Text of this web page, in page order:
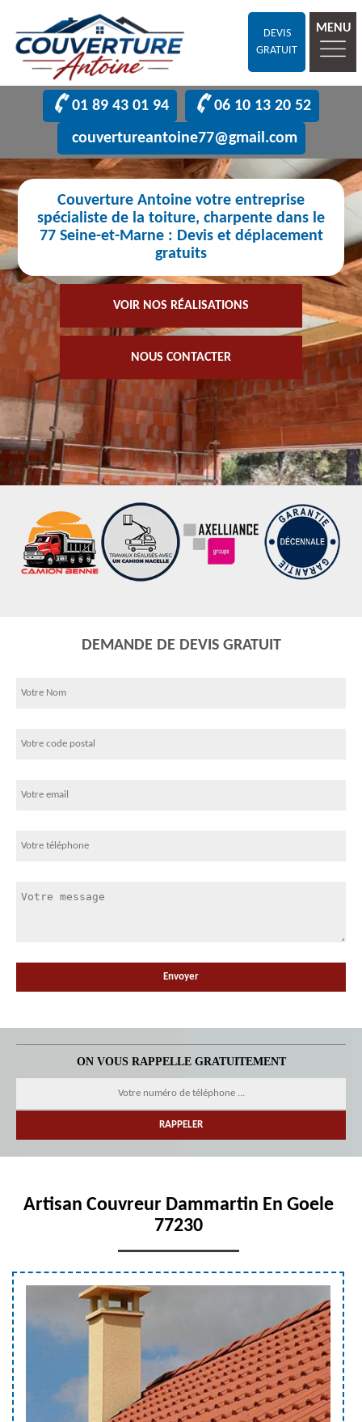
DEVIS
GRATUIT
MENU
01 89 43 01 94
06 10 13 20 52
couvertureantoine77@gmail.com
Couverture Antoine votre entreprise
spécialiste de la toiture, charpente dans le
77 Seine-et-Marne : Devis et déplacement
gratuits
VOIR NOS RÉALISATIONS
NOUS CONTACTER
DEMANDE DE DEVIS GRATUIT
ON VOUS RAPPELLE GRATUITEMENT
Artisan Couvreur Dammartin En Goele
77230